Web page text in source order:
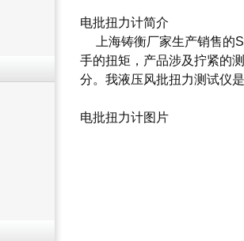
电批扭力计简介
上海铸衡厂家生产销售的
手的扭矩，产品涉及拧紧的
分。我液压风批扭力测试仪
电批扭力计图片